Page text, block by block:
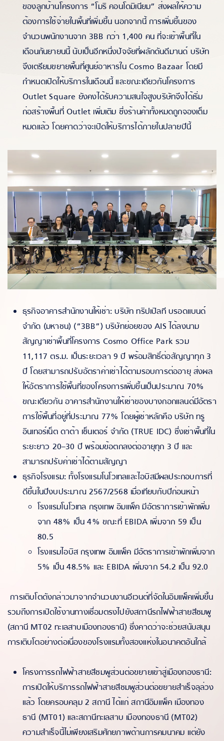
ของลูกบ้านโครงการ “โมริ คอนโดมิเนียม” ส่งผลให้ความ
ต้องการใช้จ่ายในพื้นที่เพิ่มขึ้น นอกจากนี้ การเพิ่มขึ้นของ
จำนวนพนักงานจาก 3BB กว่า 1,400 คน ที่จะเข้าพื้นที่ใน
เดือนกันยายนนี้ นับเป็นอีกหนึ่งปัจจัยที่ผลักดันดีมานด์ บริษัท
จึงเตรียมขยายพื้นที่ศูนย์อาหารใน Cosmo Bazaar โดยมี
กำหนดเปิดให้บริการในเดือนนี้ และขณะเดียวกันโครงการ
Outlet Square ยังคงได้รับความสนใจสูงบริษัทจึงได้เริ่ม
ก่อสร้างพื้นที่ Outlet เพิ่มเติม ซึ่งร้านค้าทั้งหมดถูกจองเต็ม
หมดแล้ว โดยคาดว่าจะเปิดให้บริการได้ภายในปลายปีนี้
ธุรกิจอาคารสำนักงานให้เช่า: บริษัท ทริปเปิลที บรอดแบนด์
จำกัด (มหาชน) (“3BB”) บริษัทย่อยของ AIS ได้ลงนาม
สัญญาเช่าพื้นที่โครงการ Cosmo Office Park รวม
11,117 ตร.ม. เป็นระยะเวลา 9 ปี พร้อมสิทธิ์ต่อสัญญาทุก 3
ปี โดยสามารถปรับอัตราค่าเช่าได้ตามรอบการต่ออายุ ส่งผล
ให้อัตราการใช้พื้นที่ของโครงการเพิ่มขึ้นเป็นประมาณ 70%
ขณะเดียวกัน อาคารสำนักงานให้เช่าของบางกอกแลนด์มีอัตรา
การใช้พื้นที่อยู่ที่ประมาณ 77% โดยผู้เช่าหลักคือ บริษัท ทรู
อินเทอร์เน็ต ดาต้า เซ็นเตอร์ จำกัด (TRUE IDC) ซึ่งเช่าพื้นที่ใน
ระยะยาว 20–30 ปี พร้อมข้อตกลงต่ออายุทุก 3 ปี และ
สามารถปรับค่าเช่าได้ตามสัญญา
ธุรกิจโรงแรม: ทั้งโรงแรมโนโวเทลและไอบิสมีผลประกอบการที่
ดีขึ้นในปีงบประมาณ 2567/2568 เมื่อเทียบกับปีก่อนหน้า
โรงแรมโนโวเทล กรุงเทพ อิมแพ็ค มีอัตราการเข้าพักเพิ่ม
จาก 48% เป็น 4% ขณะที่ EBIDA เพิ่มจาก 59 เป็น
80.5
โรงแรมไอบิส กรุงเทพ อิมแพ็ค มีอัตราการเข้าพักเพิ่มจาก
5% เป็น 48.5% และ EBIDA เพิ่มจาก 54.2 เป็น 92.0
การเติบโตดังกล่าวมาจากจำนวนงานอีเวนต์ที่จัดในอิมแพ็คเพิ่มขึ้น
รวมถึงการเปิดใช้งานทางเชื่อมตรงไปยังสถานีรถไฟฟ้าสายสีชมพู
(สถานี MT02 ทะเลสาบเมืองทองธานี) ซึ่งคาดว่าจะช่วยสนับสนุน
การเติบโตอย่างต่อเนื่องของโรงแรมทั้งสองแห่งในอนาคตอันใกล้
โครงการรถไฟฟ้าสายสีชมพูส่วนต่อขยายเข้าสู่เมืองทองธานี:
การเปิดให้บริการรถไฟฟ้าสายสีชมพูส่วนต่อขยายสำเร็จลุล่วง
แล้ว โดยครอบคลุม 2 สถานี ได้แก่ สถานีอิมแพ็ค เมืองทอง
ธานี (MT01) และสถานีทะเลสาบ เมืองทองธานี (MT02)
ความสำเร็จนี้ไม่เพียงเสริมศักยภาพด้านการคมนาคม แต่ยัง